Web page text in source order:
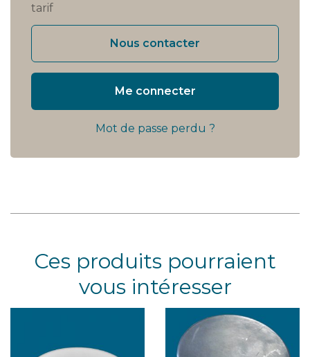
tarif
Nous contacter
Me connecter
Mot de passe perdu ?
Ces produits pourraient
vous intéresser